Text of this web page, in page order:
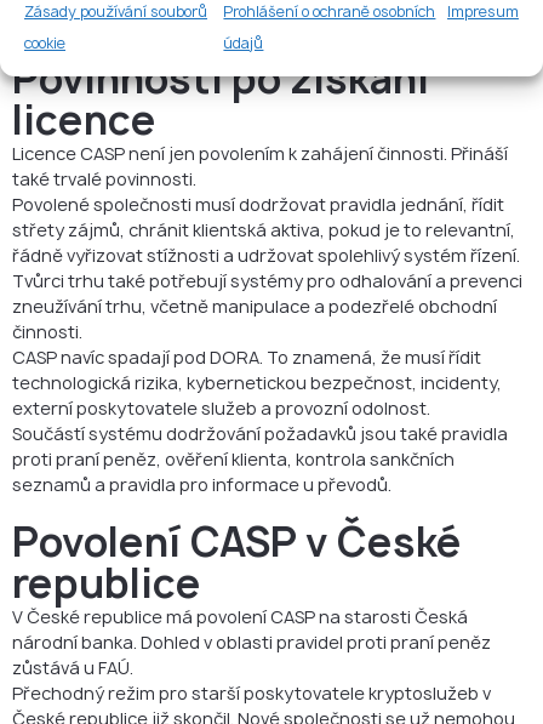
Zásady používání souborů
cookie
Prohlášení o ochraně osobních
údajů
Impresum
minimum.
Povinnosti po získání
licence
Licence CASP není jen povolením k zahájení činnosti. Přináší
také trvalé povinnosti.
Povolené společnosti musí dodržovat pravidla jednání, řídit
střety zájmů, chránit klientská aktiva, pokud je to relevantní,
řádně vyřizovat stížnosti a udržovat spolehlivý systém řízení.
Tvůrci trhu také potřebují systémy pro odhalování a prevenci
zneužívání trhu, včetně manipulace a podezřelé obchodní
činnosti.
CASP navíc spadají pod DORA. To znamená, že musí řídit
technologická rizika, kybernetickou bezpečnost, incidenty,
externí poskytovatele služeb a provozní odolnost.
Součástí systému dodržování požadavků jsou také pravidla
proti praní peněz, ověření klienta, kontrola sankčních
seznamů a pravidla pro informace u převodů.
Povolení CASP v České
republice
V České republice má povolení CASP na starosti Česká
národní banka. Dohled v oblasti pravidel proti praní peněz
zůstává u FAÚ.
Přechodný režim pro starší poskytovatele kryptoslužeb v
České republice již skončil. Nové společnosti se už nemohou